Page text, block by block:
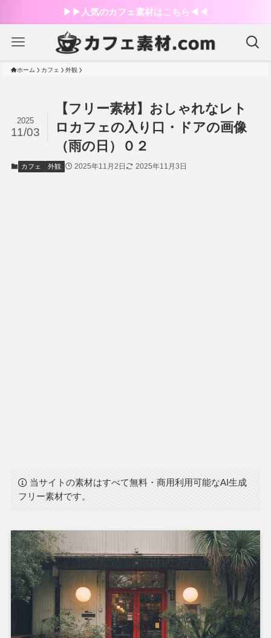
▶︎▶︎人気のカフェ素材はこちら◀︎◀︎
ホーム カフェ 外観
【フリー素材】おしゃれなレト
ロカフェの入り口・ドアの画像
（雨の日）０２
2025
11/03
カフェ 外観 2025年11月2日 2025年11月3日
当サイトの素材はすべて無料・商用利用可能なAI生成
フリー素材です。